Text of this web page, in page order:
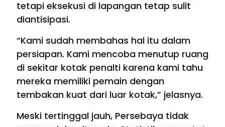
tetapi eksekusi di lapangan tetap sulit
diantisipasi.
“Kami sudah membahas hal itu dalam
persiapan. Kami mencoba menutup ruang
di sekitar kotak penalti karena kami tahu
mereka memiliki pemain dengan
tembakan kuat dari luar kotak,” jelasnya.
Meski tertinggal jauh, Persebaya tidak